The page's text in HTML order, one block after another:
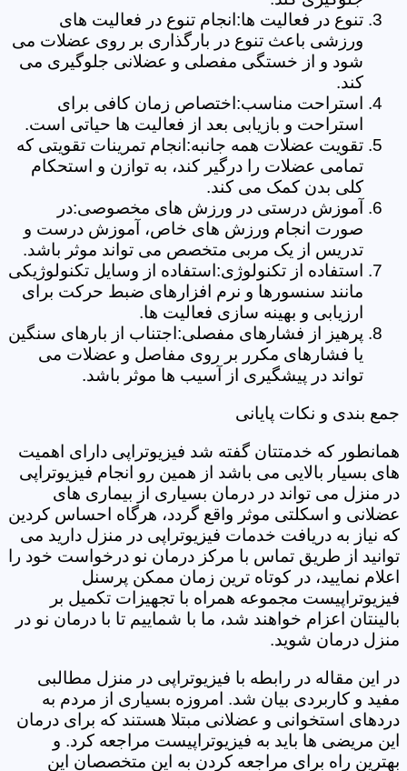
تنوع در فعالیت ها:انجام تنوع در فعالیت های
ورزشی باعث تنوع در بارگذاری بر روی عضلات می
شود و از خستگی مفصلی و عضلانی جلوگیری می
کند.
استراحت مناسب:اختصاص زمان کافی برای
استراحت و بازیابی بعد از فعالیت ها حیاتی است.
تقویت عضلات همه جانبه:انجام تمرینات تقویتی که
تمامی عضلات را درگیر کند، به توازن و استحکام
کلی بدن کمک می کند.
آموزش درستی در ورزش های مخصوصی:در
صورت انجام ورزش های خاص، آموزش درست و
تدریس از یک مربی متخصص می تواند موثر باشد.
استفاده از تکنولوژی:استفاده از وسایل تکنولوژیکی
مانند سنسورها و نرم افزارهای ضبط حرکت برای
ارزیابی و بهینه سازی فعالیت ها.
پرهیز از فشارهای مفصلی:اجتناب از بارهای سنگین
یا فشارهای مکرر بر روی مفاصل و عضلات می
تواند در پیشگیری از آسیب ها موثر باشد.
جمع بندی و نکات پایانی
همانطور که خدمتتان گفته شد فیزیوتراپی دارای اهمیت
های بسیار بالایی می باشد از همین رو انجام فیزیوتراپی
در منزل می تواند در درمان بسیاری از بیماری های
عضلانی و اسکلتی موثر واقع گردد، هرگاه احساس کردین
که نیاز به دریافت خدمات فیزیوتراپی در منزل دارید می
توانید از طریق تماس با مرکز درمان نو درخواست خود را
اعلام نمایید، در کوتاه ترین زمان ممکن پرسنل
فیزیوتراپیست مجموعه همراه با تجهیزات تکمیل بر
بالینتان اعزام خواهند شد، ما با شماییم تا با درمان نو در
منزل درمان شوید.
در این مقاله در رابطه با فیزیوتراپی در منزل مطالبی
مفید و کاربردی بیان شد. امروزه بسیاری از مردم به
دردهای استخوانی و عضلانی مبتلا هستند که برای درمان
این مریضی ها باید به فیزیوتراپیست مراجعه کرد. و
بهترین راه برای مراجعه کردن به این متخصصان این